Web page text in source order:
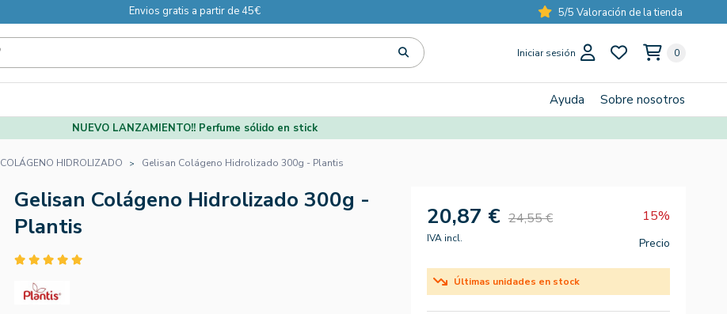
Envios gratis a partir de 45€ 5/5 Valoración de la tienda
Iniciar sesión 0
Ayuda Sobre nosotros
NUEVO LANZAMIENTO!! Perfume sólido en stick
COLÁGENO HIDROLIZADO Gelisan Colágeno Hidrolizado 300g - Plantis
Gelisan Colágeno Hidrolizado 300g -
Plantis
20,87 € 24,55 € 15%
IVA incl. Precio
Últimas unidades en stock